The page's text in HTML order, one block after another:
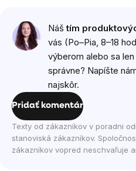
Náštím
vás (Po–Pia, 8–18
výberom alebo sa
správne? Napíšte
najskôr.
Pridať komentár
Texty od zákazníkov v poradni
stanoviská zákazníkov.
zákazníkov vopred neschvaľuje